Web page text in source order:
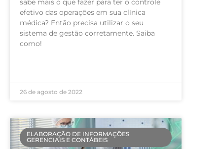
sabe mais o que fazer para ter o controle
efetivo das operações em sua clínica
médica? Então precisa utilizar o seu
sistema de gestão corretamente. Saiba
como!
26 de agosto de 2022
ELABORAÇÃO DE INFORMAÇÕES
GERENCIAIS E CONTÁBEIS